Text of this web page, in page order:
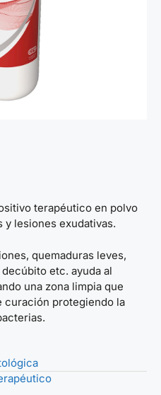
terapéutico en polvo
y lesiones exudativas.
quemaduras leves,
etc. ayuda al
una zona limpia que
curación protegiendo la